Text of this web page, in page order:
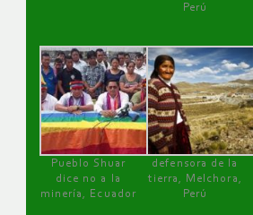
Perú
Pueblo Shuar
dice no a la
minería, Ecuador
defensora de la
tierra, Melchora,
Perú